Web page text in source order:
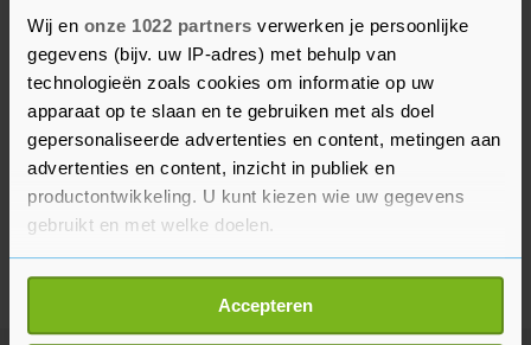
Wij en onze 1022 partners verwerken je persoonlijke
gegevens (bijv. uw IP-adres) met behulp van
technologieën zoals cookies om informatie op uw
apparaat op te slaan en te gebruiken met als doel
gepersonaliseerde advertenties en content, metingen aan
advertenties en content, inzicht in publiek en
productontwikkeling. U kunt kiezen wie uw gegevens
gebruikt en met welke doelen.
Als u het toestaat, willen we ook graag:
Informatie verzamelen over uw geografische
Accepteren